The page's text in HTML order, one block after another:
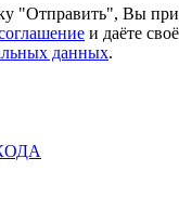
"Отправить", Вы
и даёте своё
данных.